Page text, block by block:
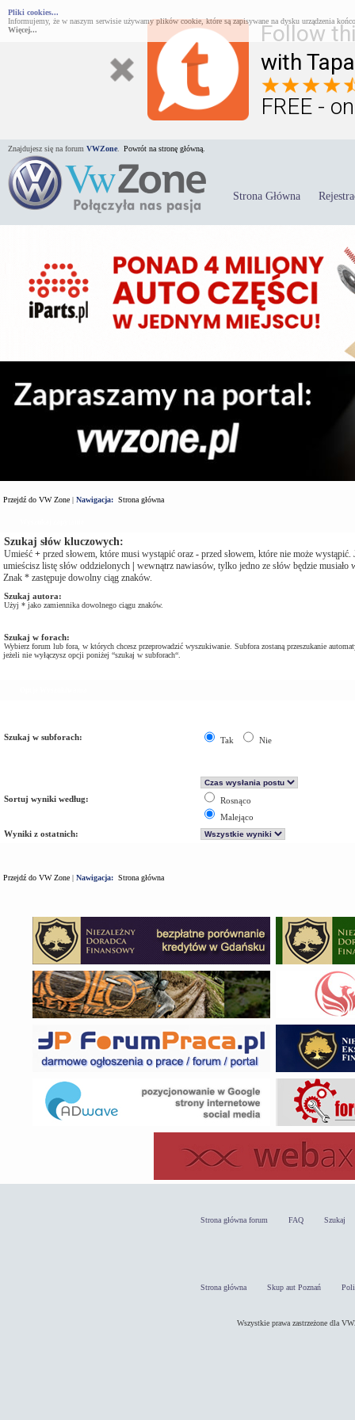
Follow
with
FREE -
Pliki cookies...
Informujemy, że w naszym serwisie używamy plików cookie, które są zapisywane na dysku urządzenia
Więcej...
Znajdujesz się na forum VWZone Powrót na stronę główną.
Strona Główna
Przejdź do VW Zone | Nawigacja: Strona główna
Szukaj słów kluczowych:
Umieść + przed słowem, które musi wystąpić oraz - przed słowem, które nie może wystąpić.
umieścisz listę słów oddzielonych | wewnątrz nawiasów, tylko jedno ze słów będzie musiało
Znak * zastępuje dowolny ciąg znaków.
Szukaj autora:
Użyj * jako zamiennika dowolnego ciągu znaków.
Szukaj w forach:
Wybierz forum lub fora, w których chcesz przeprowadzić wyszukiwanie. Subfora zostaną przeszukanie
jeżeli nie wyłączysz opcji poniżej “szukaj w subforach“.
Szukaj w subforach: Tak Nie
Sortuj wyniki według:
Rosnąco
Malejąco
Wyniki z ostatnich:
Przejdź do VW Zone | Nawigacja: Strona główna
Strona główna forum FAQ Szukaj
Strona główna Skup aut Poznań
Wszystkie prawa zastrzeżone dla